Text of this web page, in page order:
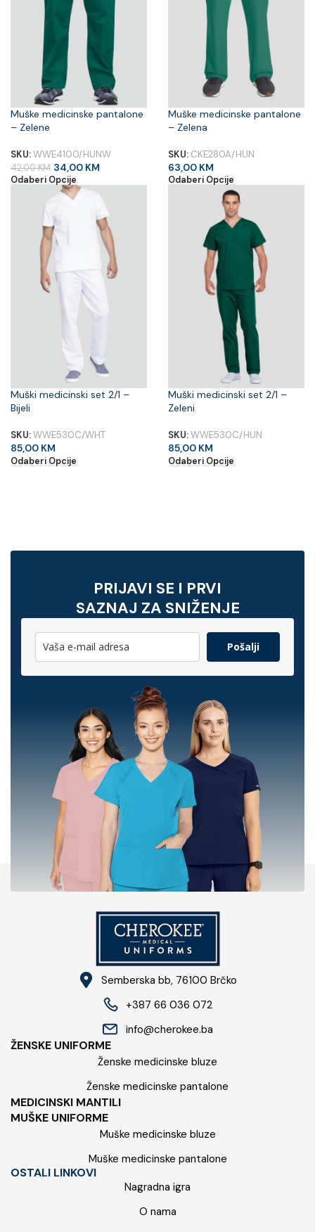
Muške medicinske pantalone
– Zelene
SKU:WWE4100/HUNW
42,00KM 34,00 KM
Odaberi Opcije
Muške medicinske pantalone
– Zelena
SKU: CKE280A/HUN
63,00 KM
Odaberi Opcije
Muški medicinski set 2/1 –
Bijeli
SKU:WWE530C/WHT
85,00 KM
Odaberi Opcije
Muški medicinski set 2/1 –
Zeleni
SKU:WWE530C/HUN
85,00 KM
Odaberi Opcije
PRIJAVI SE I PRVI
SAZNAJ ZA SNIŽENJE
Pošalji
Semberska bb, 76100​ Brčko
+387 66 036 072
info@cherokee.ba​
ŽENSKE UNIFORME
Ženske medicinske bluze
Ženske medicinske pantalone
MEDICINSKI MANTILI
MUŠKE UNIFORME
Muške medicinske bluze
Muške medicinske pantalone
OSTALI LINKOVI
Nagradna igra
O nama